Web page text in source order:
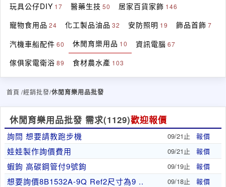
玩具公仔DIY 17 醫藥生技 50 居家百貨家飾 146
寵物食用品 24 化工製品油品 32 安防照明 19 飾品首飾 7
汽機車船配件 60 休閒育樂用品 10 資訊電腦 67
傢俱家電衛浴 89 食材農水產 103
首頁 /經銷批發/休閒育樂用品批發
休閒育樂用品批發 需求(1129)歡迎報價
詢問 想要請教跑步機 09/21止 報價
娃娃製作詢價費用 09/21止 報價
蝦鉤 高碳鋼管付9號鉤 09/19止 報價
想要詢價8B1532A-9Q Ref2尺寸為9 .. 09/18止 報價